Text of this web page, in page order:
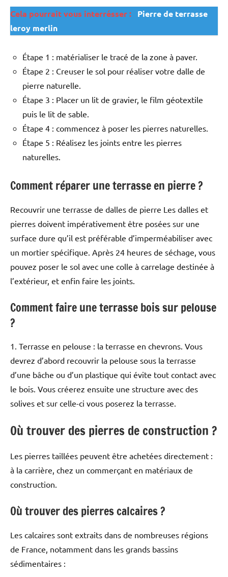
Cela pourrait vous interrésser :
Pierre de terrasse
leroy merlin
Étape 1 : matérialiser le tracé de la zone à paver.
Étape 2 : Creuser le sol pour réaliser votre dalle de
pierre naturelle.
Étape 3 : Placer un lit de gravier, le film géotextile
puis le lit de sable.
Étape 4 : commencez à poser les pierres naturelles.
Étape 5 : Réalisez les joints entre les pierres
naturelles.
Comment réparer une terrasse en pierre ?
Recouvrir une terrasse de dalles de pierre Les dalles et
pierres doivent impérativement être posées sur une
surface dure qu’il est préférable d’imperméabiliser avec
un mortier spécifique. Après 24 heures de séchage, vous
pouvez poser le sol avec une colle à carrelage destinée à
l’extérieur, et enfin faire les joints.
Comment faire une terrasse bois sur pelouse
?
1. Terrasse en pelouse : la terrasse en chevrons. Vous
devrez d’abord recouvrir la pelouse sous la terrasse
d’une bâche ou d’un plastique qui évite tout contact avec
le bois. Vous créerez ensuite une structure avec des
solives et sur celle-ci vous poserez la terrasse.
Où trouver des pierres de construction ?
Les pierres taillées peuvent être achetées directement :
à la carrière, chez un commerçant en matériaux de
construction.
Où trouver des pierres calcaires ?
Les calcaires sont extraits dans de nombreuses régions
de France, notamment dans les grands bassins
sédimentaires :